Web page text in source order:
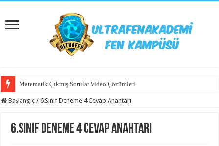
Matematik Çıkmış Sorular Video Çözümleri
Başlangıç / 6.Sınıf Deneme 4 Cevap Anahtarı
6.Sınıf Deneme 4 Cevap Anahtarı